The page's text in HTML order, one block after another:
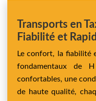
Transports en
Fiabilité et
Le confort, la fiabilité
fondamentaux de
confortables, une
de haute qualité,